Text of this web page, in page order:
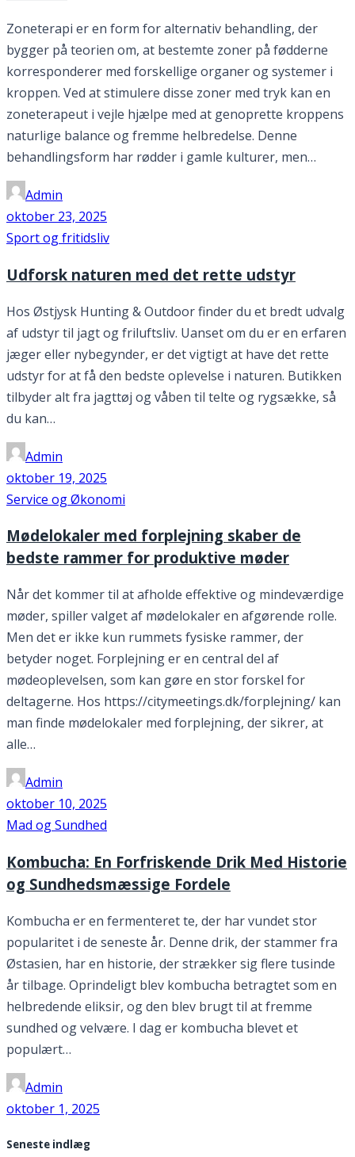
Zoneterapi er en form for alternativ behandling, der
bygger på teorien om, at bestemte zoner på fødderne
korresponderer med forskellige organer og systemer i
kroppen. Ved at stimulere disse zoner med tryk kan en
zoneterapeut i vejle hjælpe med at genoprette kroppens
naturlige balance og fremme helbredelse. Denne
behandlingsform har rødder i gamle kulturer, men…
Admin
oktober 23, 2025
Sport og fritidsliv
Udforsk naturen med det rette udstyr
Hos Østjysk Hunting & Outdoor finder du et bredt udvalg
af udstyr til jagt og friluftsliv. Uanset om du er en erfaren
jæger eller nybegynder, er det vigtigt at have det rette
udstyr for at få den bedste oplevelse i naturen. Butikken
tilbyder alt fra jagttøj og våben til telte og rygsække, så
du kan…
Admin
oktober 19, 2025
Service og Økonomi
Mødelokaler med forplejning skaber de
bedste rammer for produktive møder
Når det kommer til at afholde effektive og mindeværdige
møder, spiller valget af mødelokaler en afgørende rolle.
Men det er ikke kun rummets fysiske rammer, der
betyder noget. Forplejning er en central del af
mødeoplevelsen, som kan gøre en stor forskel for
deltagerne. Hos https://citymeetings.dk/forplejning/ kan
man finde mødelokaler med forplejning, der sikrer, at
alle…
Admin
oktober 10, 2025
Mad og Sundhed
Kombucha: En Forfriskende Drik Med Historie
og Sundhedsmæssige Fordele
Kombucha er en fermenteret te, der har vundet stor
popularitet i de seneste år. Denne drik, der stammer fra
Østasien, har en historie, der strækker sig flere tusinde
år tilbage. Oprindeligt blev kombucha betragtet som en
helbredende eliksir, og den blev brugt til at fremme
sundhed og velvære. I dag er kombucha blevet et
populært…
Admin
oktober 1, 2025
Seneste indlæg